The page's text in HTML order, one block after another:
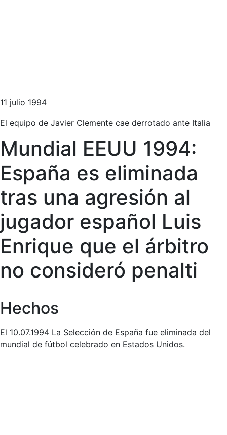
11 julio 1994
El equipo de Javier Clemente cae derrotado ante Italia
Mundial EEUU 1994:
España es eliminada
tras una agresión al
jugador español Luis
Enrique que el árbitro
no consideró penalti
Hechos
El 10.07.1994 La Selección de España fue eliminada del
mundial de fútbol celebrado en Estados Unidos.